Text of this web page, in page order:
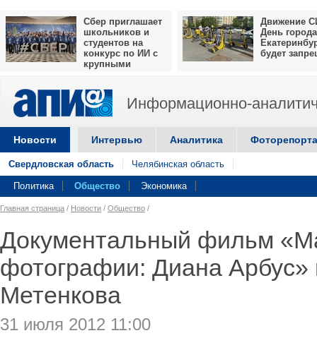
Сбер приглашает
школьников и
студентов на
конкурс по ИИ с
крупными
Движение
День города
будет
Информационно-
Новости Интервью Аналитика
Свердловская область Челябинская область
Политика Общество Экономика
Главная страница / Новости / Общество /
Документальный фильм
фотографии: Диана Арбус»
Метенкова
31 июля 2012 11:00